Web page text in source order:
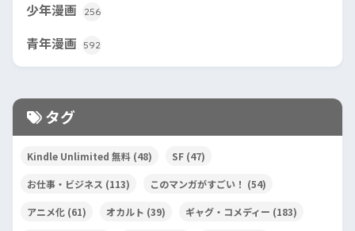
少年漫画 256
青年漫画 592
タグ
Kindle Unlimited 無料 (48) SF (47)
お仕事・ビジネス (113) このマンガがすごい！ (54)
アニメ化 (61) オカルト (39) ギャグ・コメディー (183)